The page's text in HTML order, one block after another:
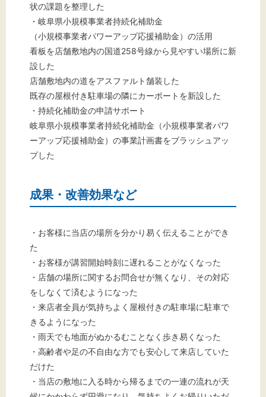
状の課題を整理した
・岐阜県小規模事業者持続化補助金
（小規模事業者パワーアップ応援補助金）の活用
看板を店舗敷地内の国道258号線から見やすい場所に新
設した
店舗敷地内の道をアスファルト舗装した
既存の屋根付き駐車場の隣にカーポートを新設した
・持続化補助金の申請サポート
岐阜県小規模事業者持続化補助金（小規模事業者パワ
ーアップ応援補助金）の事業計画書をブラッシュアッ
プした
成果・改善効果など
・お客様に当店の場所を分かり易く伝えることができ
た
・お客様が講習開始時刻に遅れることがなくなった
・店舗の場所に関するお問合せが無くなり、その対応
をしなくて済むようになった
・来店者全員が気持ちよく屋根付きの駐車場に駐車で
きるようになった
・雨天でも地面がぬかるむことなく歩き易くなった
・高齢者や足の不自由な方でも安心して来店していた
だけた
・当店の敷地に入る時から帰るまでの一連の流れが天